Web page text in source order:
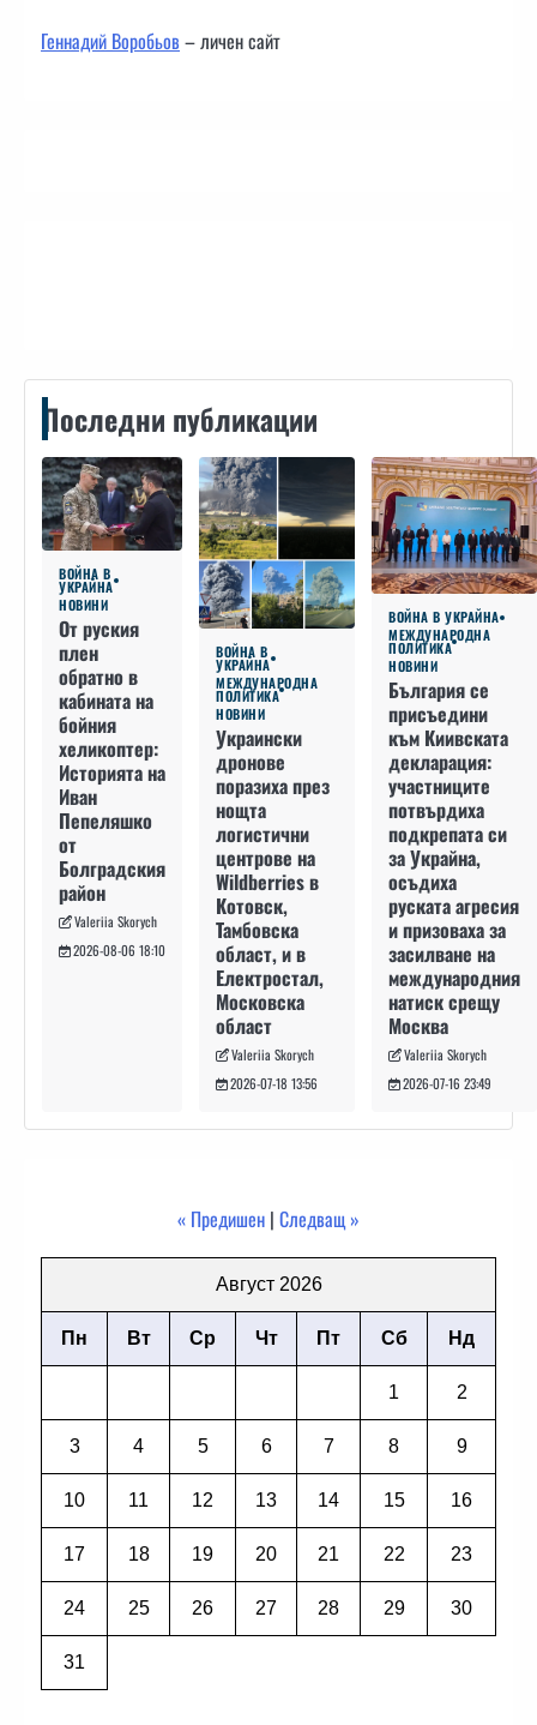
Геннадий Воробьов– личен сайт
Последни публикации
ВОЙНА В
УКРАЙНА
НОВИНИ
От руския
плен
обратно в
кабината на
бойния
хеликоптер:
Историята на
Иван
Пепеляшко
от
Болградския
район
Valeriia Skorych
2026-08-06 18:10
ВОЙНА В
УКРАЙНА
МЕЖДУНАРОДНА
ПОЛИТИКА
НОВИНИ
Украински
дронове
поразиха през
нощта
логистични
центрове на
Wildberries в
Котовск,
Тамбовска
област, и в
Електростал,
Московска
област
Valeriia Skorych
2026-07-18 13:56
ВОЙНА В УКРАЙНА
МЕЖДУНАРОДНА
ПОЛИТИКА
НОВИНИ
България се
присъедини
към Киивската
декларация:
участниците
потвърдиха
подкрепата си
за Украйна,
осъдиха
руската агресия
и призоваха за
засилване на
международния
натиск срещу
Москва
Valeriia Skorych
2026-07-16 23:49
« Предишен | Следващ »
Август 2026
Пн Вт Ср Чт Пт Сб Нд
1 2
3 4 5 6 7 8 9
10 11 12 13 14 15 16
17 18 19 20 21 22 23
24 25 26 27 28 29 30
31